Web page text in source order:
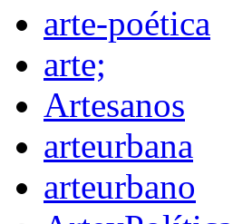
arte-poética
arte;
Artesanos
arteurbana
arteurbano